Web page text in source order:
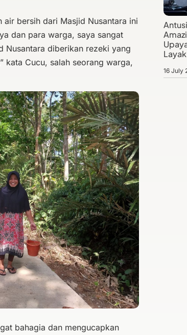
air bersih dari Masjid Nusantara ini
dan para warga, saya sangat
Nusantara diberikan rezeki yang
kata Cucu, salah seorang warga,
bahagia dan mengucapkan
16 July